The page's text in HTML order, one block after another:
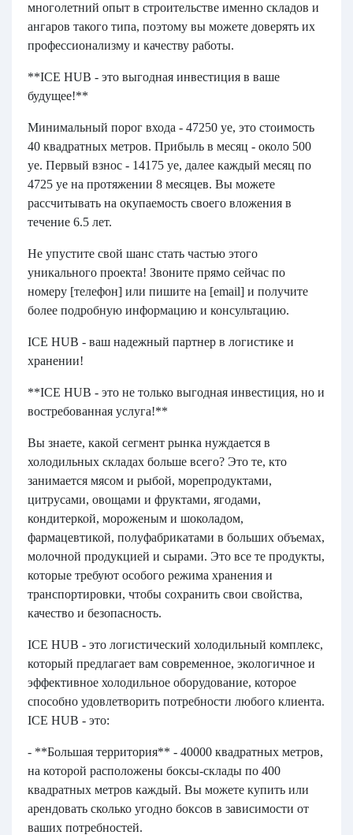
многолетний опыт в строительстве именно складов и
ангаров такого типа, поэтому вы можете доверять их
профессионализму и качеству работы.
**ICE HUB - это выгодная инвестиция в ваше
будущее!**
Минимальный порог входа - 47250 уе, это стоимость
40 квадратных метров. Прибыль в месяц - около 500
уе. Первый взнос - 14175 уе, далее каждый месяц по
4725 уе на протяжении 8 месяцев. Вы можете
рассчитывать на окупаемость своего вложения в
течение 6.5 лет.
Не упустите свой шанс стать частью этого
уникального проекта! Звоните прямо сейчас по
номеру [телефон] или пишите на [email] и получите
более подробную информацию и консультацию.
ICE HUB - ваш надежный партнер в логистике и
хранении!
**ICE HUB - это не только выгодная инвестиция, но и
востребованная услуга!**
Вы знаете, какой сегмент рынка нуждается в
холодильных складах больше всего? Это те, кто
занимается мясом и рыбой, морепродуктами,
цитрусами, овощами и фруктами, ягодами,
кондитеркой, мороженым и шоколадом,
фармацевтикой, полуфабрикатами в больших объемах,
молочной продукцией и сырами. Это все те продукты,
которые требуют особого режима хранения и
транспортировки, чтобы сохранить свои свойства,
качество и безопасность.
ICE HUB - это логистический холодильный комплекс,
который предлагает вам современное, экологичное и
эффективное холодильное оборудование, которое
способно удовлетворить потребности любого клиента.
ICE HUB - это:
- **Большая территория** - 40000 квадратных метров,
на которой расположены боксы-склады по 400
квадратных метров каждый. Вы можете купить или
арендовать сколько угодно боксов в зависимости от
ваших потребностей.